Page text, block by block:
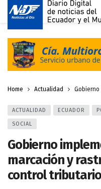
Home Actualidad
ACTUALIDAD ECUADOR
SOCIAL
Gobierno
marcación y
control tributario